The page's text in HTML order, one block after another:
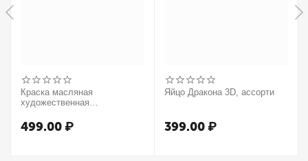
Краска масляная
художественная
37мл, туба, оранжевый
499.00₽
Яйцо Дракона 3D, ассорти
399.00₽